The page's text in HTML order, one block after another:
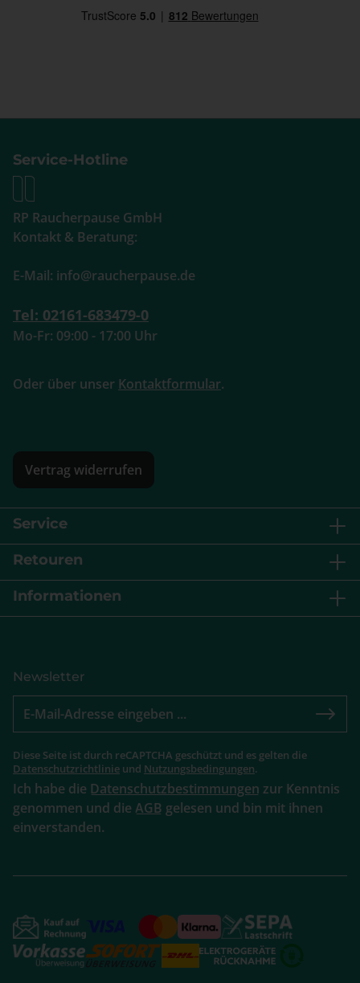
Service-Hotline
RP Raucherpause GmbH
Kontakt & Beratung:
E-Mail: info@raucherpause.de
Tel: 02161-683479-0
Mo-Fr: 09:00 - 17:00 Uhr
Oder über unser Kontaktformular.
Vertrag widerrufen
Service
Retouren
Informationen
Newsletter
Diese Seite ist durch reCAPTCHA geschützt und es gelten die
Datenschutzrichtlinie und Nutzungsbedingungen.
Ich habe die Datenschutzbestimmungen zur Kenntnis
genommen und die AGB gelesen und bin mit ihnen
einverstanden.